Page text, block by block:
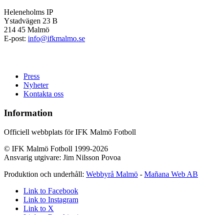
Heleneholms IP
Ystadvägen 23 B
214 45 Malmö
E-post: info@ifkmalmo.se
Press
Nyheter
Kontakta oss
Information
Officiell webbplats för IFK Malmö Fotboll
© IFK Malmö Fotboll 1999-2026
Ansvarig utgivare: Jim Nilsson Povoa
Produktion och underhåll: Webbyrå Malmö - Mañana Web AB
Link to Facebook
Link to Instagram
Link to X